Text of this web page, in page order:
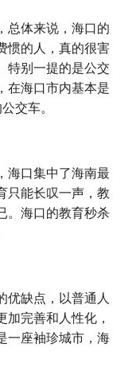
总体来说，海口的
惯的人，真的很害
特别一提的是公交
在海口市内基本是
交车。
海口集中了海南最
只能长叹一声，教
。海口的教育秒杀
优缺点，以普通人
完善和人性化，
一座袖珍城市，海